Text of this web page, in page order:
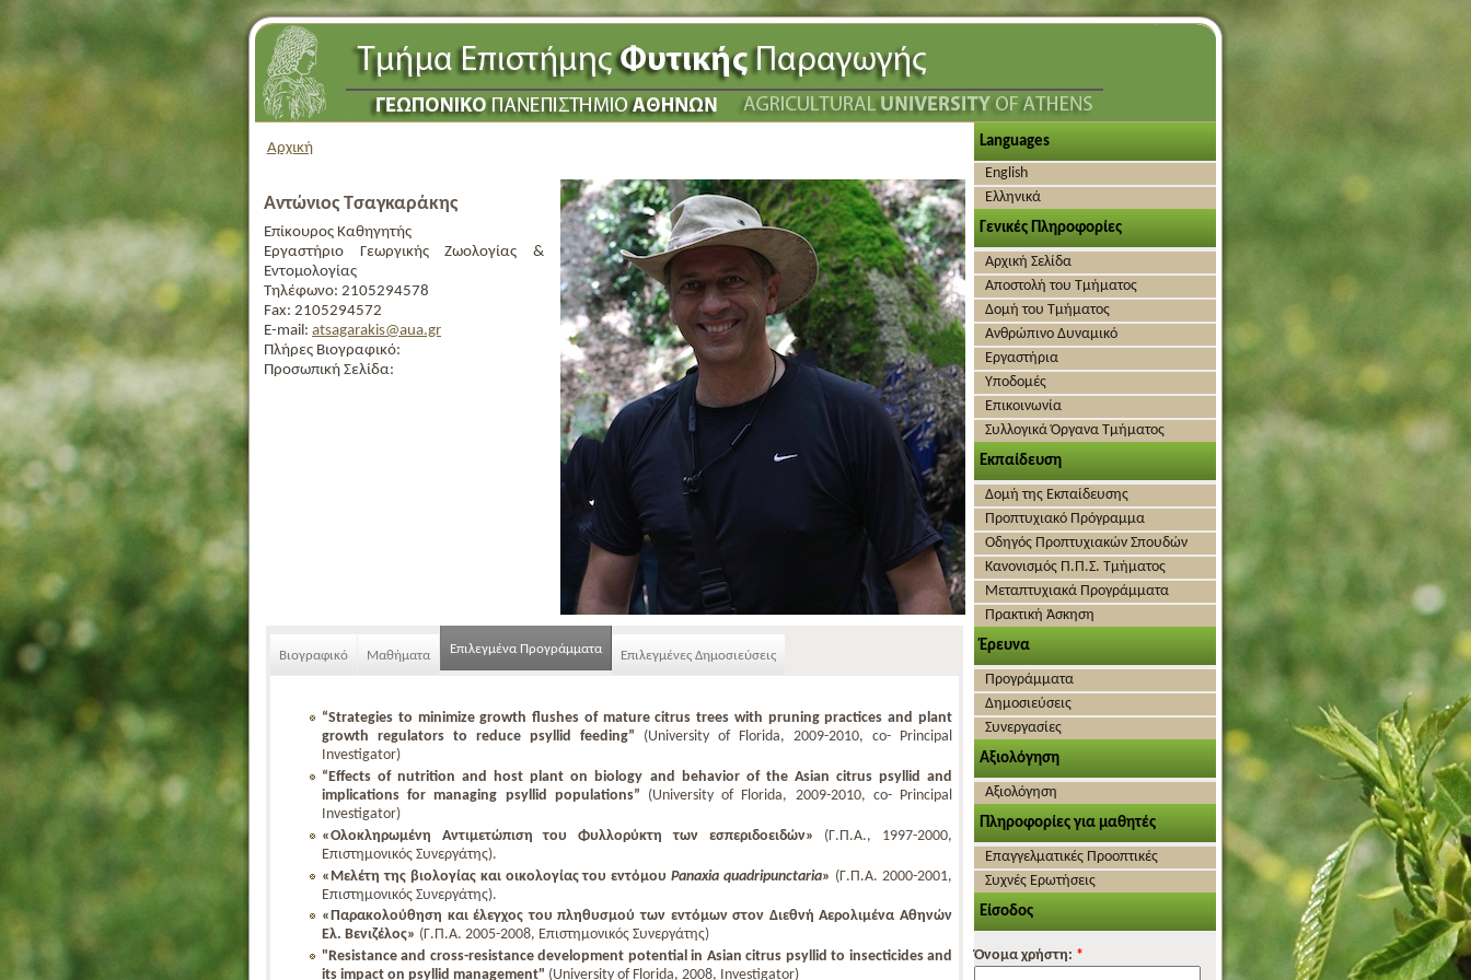
Αρχική
Αντώνιος Τσαγκαράκης
Επίκουρος Καθηγητής
Εργαστήριο Γεωργικής Ζωολογίας &
Εντομολογίας
Τηλέφωνο: 2105294578
Fax: 2105294572
E-mail: atsagarakis@aua.gr
Πλήρες Βιογραφικό:
Προσωπική Σελίδα:
Βιογραφικό Μαθήματα Επιλεγμένα Προγράμματα Επιλεγμένες Δημοσιεύσεις
“Strategies to minimize growth flushes of mature citrus trees with pruning practices and plant
growth regulators to reduce psyllid feeding” (University of Florida, 2009-2010, co- Principal
Investigator)
“Effects of nutrition and host plant on biology and behavior of the Asian citrus psyllid and
implications for managing psyllid populations” (University of Florida, 2009-2010, co- Principal
Investigator)
«Ολοκληρωμένη Αντιμετώπιση του Φυλλορύκτη των εσπεριδοειδών» (Γ.Π.Α., 1997-2000,
Επιστημονικός Συνεργάτης).
«Μελέτη της βιολογίας και οικολογίας του εντόμουPanaxia quadripunctaria» (Γ.Π.Α. 2000-2001,
Επιστημονικός Συνεργάτης).
«Παρακολούθηση και έλεγχος του πληθυσμού των εντόμων στον Διεθνή Αερολιμένα Αθηνών
Ελ. Βενιζέλος» (Γ.Π.Α. 2005-2008, Επιστημονικός Συνεργάτης)
"Resistance and cross-resistance development potential in Asian citrus psyllid to insecticides and
its impact on psyllid management" (University of Florida, 2008, Investigator)
Languages
English
Ελληνικά
Γενικές Πληροφορίες
Αρχική Σελίδα
Αποστολή του Τμήματος
Δομή του Τμήματος
Ανθρώπινο Δυναμικό
Εργαστήρια
Υποδομές
Επικοινωνία
Συλλογικά Όργανα Τμήματος
Εκπαίδευση
Δομή της Εκπαίδευσης
Προπτυχιακό Πρόγραμμα
Οδηγός Προπτυχιακών Σπουδών
Κανονισμός Π.Π.Σ. Τμήματος
Μεταπτυχιακά Προγράμματα
Πρακτική Άσκηση
Έρευνα
Προγράμματα
Δημοσιεύσεις
Συνεργασίες
Αξιολόγηση
Αξιολόγηση
Πληροφορίες για μαθητές
Επαγγελματικές Προοπτικές
Συχνές Ερωτήσεις
Είσοδος
Όνομα χρήστη: *